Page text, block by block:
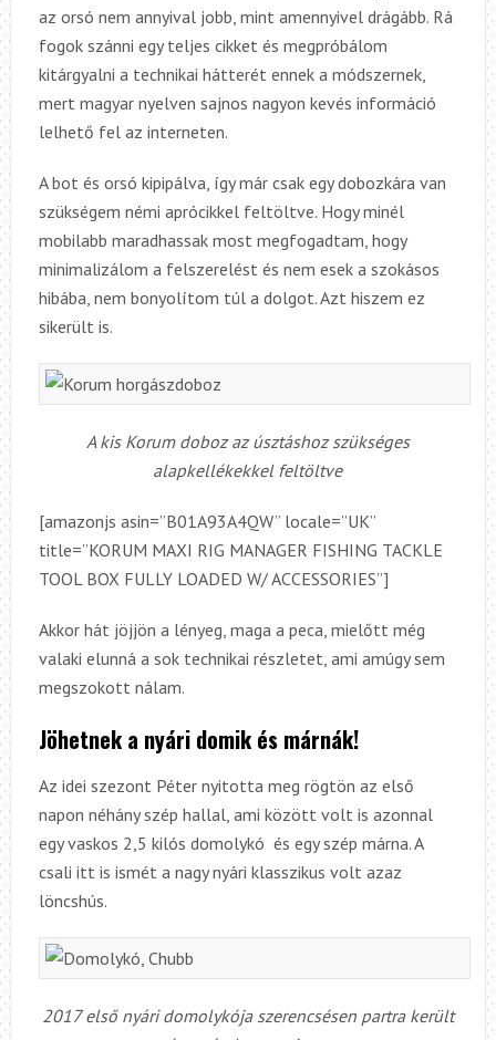
az orsó nem annyival jobb, mint amennyivel drágább. Rá
fogok szánni egy teljes cikket és megpróbálom
kitárgyalni a technikai hátterét ennek a módszernek,
mert magyar nyelven sajnos nagyon kevés információ
lelhető fel az interneten.
A bot és orsó kipipálva, így már csak egy dobozkára van
szükségem némi aprócikkel feltöltve. Hogy minél
mobilabb maradhassak most megfogadtam, hogy
minimalizálom a felszerelést és nem esek a szokásos
hibába, nem bonyolítom túl a dolgot. Azt hiszem ez
sikerült is.
A kis Korum doboz az úsztáshoz szükséges
alapkellékekkel feltöltve
[amazonjs asin=”B01A93A4QW” locale=”UK”
title=”KORUM MAXI RIG MANAGER FISHING TACKLE
TOOL BOX FULLY LOADED W/ ACCESSORIES”]
Akkor hát jöjjön a lényeg, maga a peca, mielőtt még
valaki elunná a sok technikai részletet, ami amúgy sem
megszokott nálam.
Jöhetnek a nyári domik és márnák!
Az idei szezont Péter nyitotta meg rögtön az első
napon néhány szép hallal, ami között volt is azonnal
egy vaskos 2,5 kilós domolykó és egy szép márna. A
csali itt is ismét a nagy nyári klasszikus volt azaz
löncshús.
2017 első nyári domolykója szerencsésen partra került